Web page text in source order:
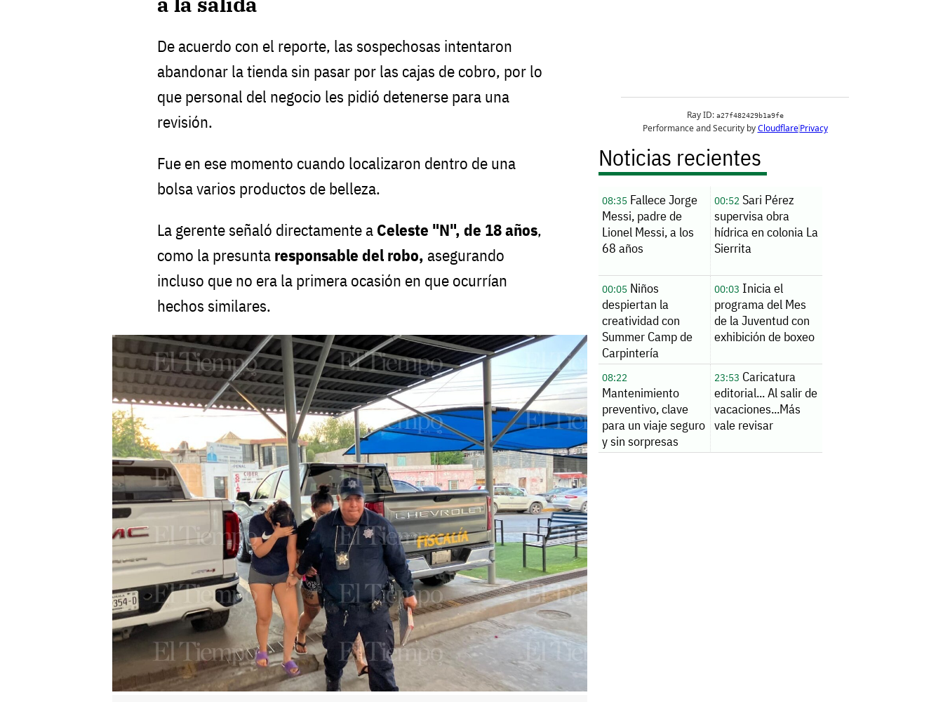
De acuerdo con el reporte, las sospechosas intentaron
abandonar la tienda sin pasar por las cajas de cobro, por lo
que personal del negocio les pidió detenerse para una
revisión.
Fue en ese momento cuando localizaron dentro de una
bolsa varios productos de belleza.
La gerente señaló directamente a Celeste "N", de 18 años,
como la presunta responsable del robo, asegurando
incluso que no era la primera ocasión en que ocurrían
hechos similares.
Noticias recientes
08:35 Fallece Jorge
Messi, padre de
Lionel Messi, a los
68 años
00:52Sari Pérez
supervisa obra
hídrica en colonia La
Sierrita
00:05 Niños
despiertan la
creatividad con
Summer Camp de
Carpintería
00:03 Inicia el
programa del Mes
de la Juventud con
exhibición de boxeo
08:22
Mantenimiento
preventivo, clave
para un viaje seguro
y sin sorpresas
23:53 Caricatura
editorial... Al salir de
vacaciones...Más
vale revisar